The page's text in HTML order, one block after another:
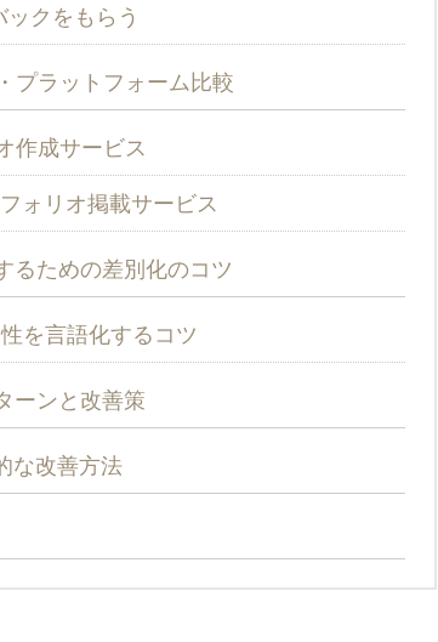
クをもらう
プラットフォーム比較
作成サービス
ォリオ掲載サービス
るための差別化のコツ
を言語化するコツ
ーンと改善策
な改善方法